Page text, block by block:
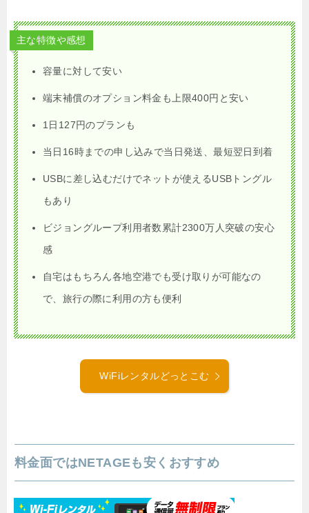
主な特徴や感想
容量に対して安い
端末補償のオプション料金も上限400円と安い
1日127円のプランも
当日16時までの申し込みで当日発送、最短翌日到着
USBに差し込むだけでネットが使えるUSBトングル
もあり
ビジョングループ利用者数累計2300万人突破の安心
感
自宅はもちろん各地空港でも受け取りが可能なの
で、旅行の際に利用の方も便利
WiFiレンタルどっとこむ
料金面ではNETAGEも安くおすすめ